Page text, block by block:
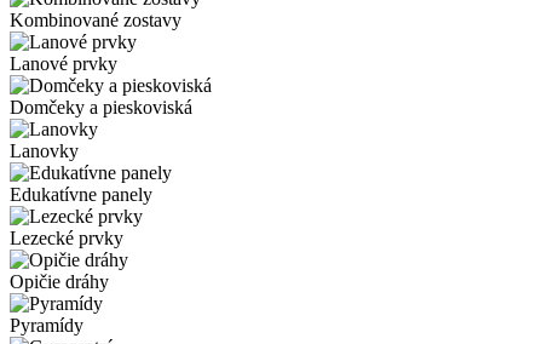
Kombinované zostavy
Lanové prvky
Domčeky a pieskoviská
Lanovky
Edukatívne panely
Lezecké prvky
Opičie dráhy
Pyramídy